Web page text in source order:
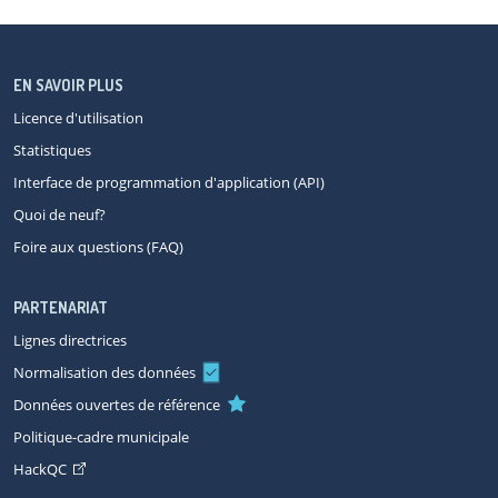
EN SAVOIR PLUS
Licence d'utilisation
Statistiques
Interface de programmation d'application (API)
Quoi de neuf?
Foire aux questions (FAQ)
PARTENARIAT
Lignes directrices
Normalisation des données
Données ouvertes de référence
Politique-cadre municipale
HackQC